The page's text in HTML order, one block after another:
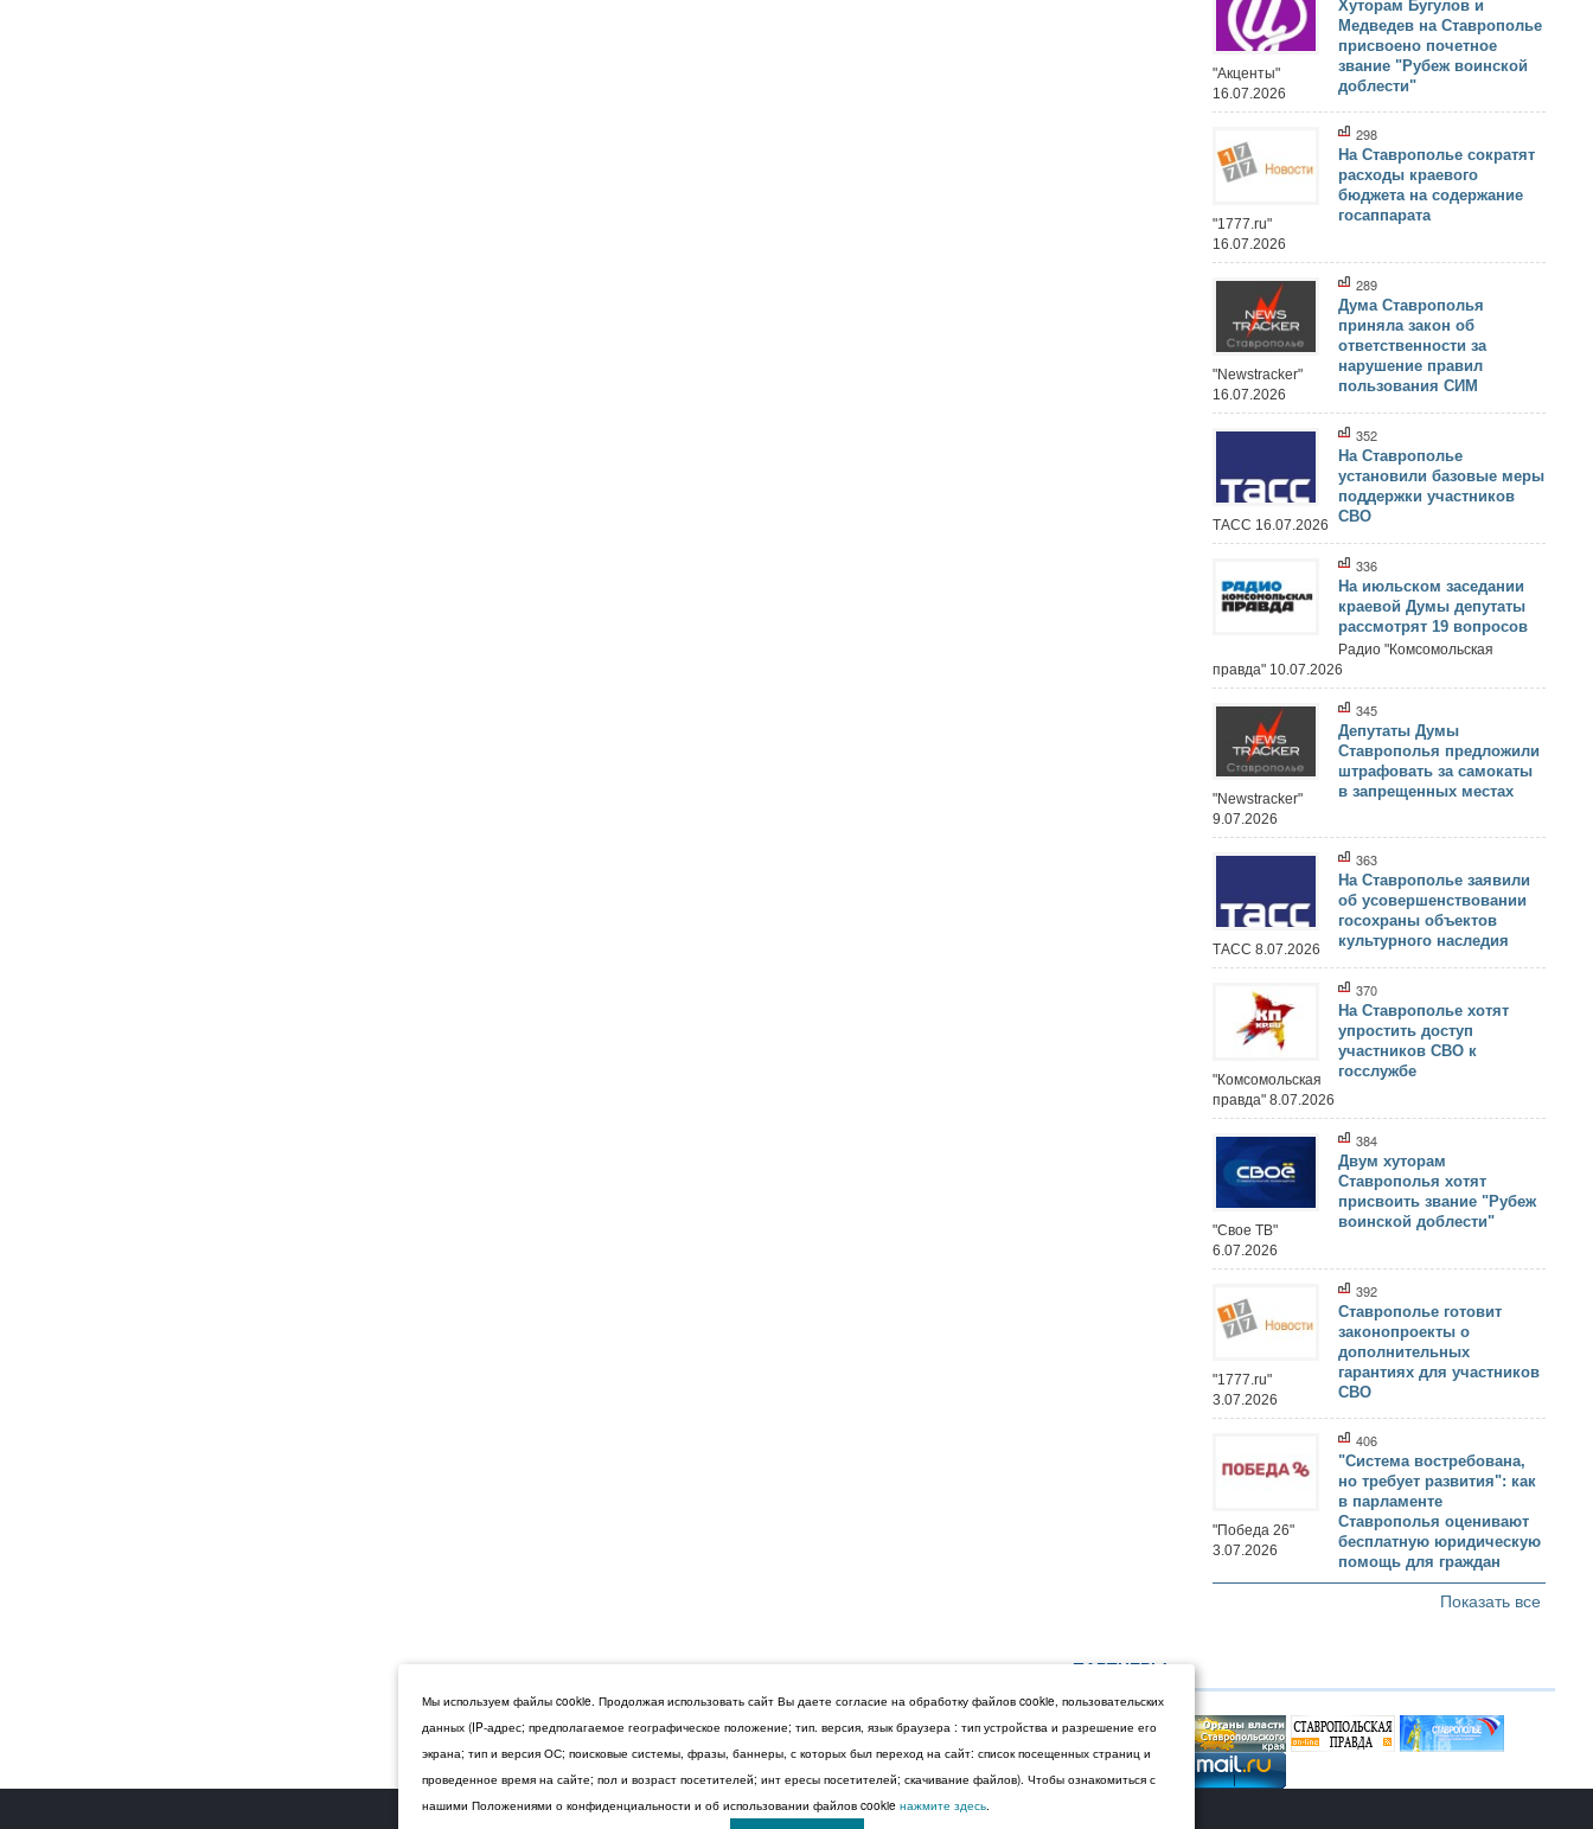
Хуторам Бугулов и
Медведев на Ставрополье
присвоено почетное
звание "Рубеж воинской
доблести"
"Акценты"
16.07.2026
298
На Ставрополье сократят
расходы краевого
бюджета на содержание
госаппарата
"1777.ru"
16.07.2026
289
Дума Ставрополья
приняла закон об
ответственности за
нарушение правил
пользования СИМ
"Newstracker"
16.07.2026
352
На Ставрополье
установили базовые меры
поддержки участников
СВО
ТАСС 16.07.2026
336
На июльском заседании
краевой Думы депутаты
рассмотрят 19 вопросов
Радио "Комсомольская
правда" 10.07.2026
345
Депутаты Думы
Ставрополья предложили
штрафовать за самокаты
в запрещенных местах
"Newstracker"
9.07.2026
363
На Ставрополье заявили
об усовершенствовании
госохраны объектов
культурного наследия
ТАСС 8.07.2026
370
На Ставрополье хотят
упростить доступ
участников СВО к
госслужбе
"Комсомольская
правда" 8.07.2026
384
Двум хуторам
Ставрополья хотят
присвоить звание "Рубеж
воинской доблести"
"Свое ТВ"
6.07.2026
392
Ставрополье готовит
законопроекты о
дополнительных
гарантиях для участников
СВО
"1777.ru"
3.07.2026
406
"Система востребована,
но требует развития": как
в парламенте
Ставрополья оценивают
бесплатную юридическую
помощь для граждан
"Победа 26"
3.07.2026
Показать все
ПАРТНЕРЫ
© 2026 Дума Ставропольского края.
Мы используем файлы cookie. Продолжая использовать сайт Вы даете согласие на обработку файлов cookie, пользовательских
данных (IP-адрес; предполагаемое географическое положение; тип. версия, язык браузера : тип устройства и разрешение его
экрана; тип и версия ОС; поисковые системы, фразы, баннеры, с которых был переход на сайт: список посещенных страниц и
проведенное время на сайте; пол и возраст посетителей; инт ересы посетителей; скачивание файлов). Чтобы ознакомиться с
нашими Положениями о конфиденциальности и об использовании файлов cookie нажмите здесь.